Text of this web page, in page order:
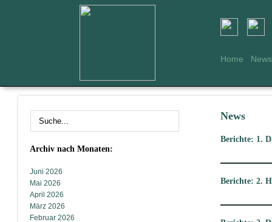
Home News
Archiv nach Monaten:
Juni 2026
Mai 2026
April 2026
März 2026
Februar 2026
News
Berichte: 1.
Berichte: 2.